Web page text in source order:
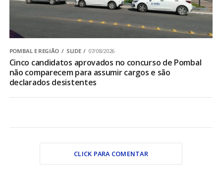
POMBAL E REGIÃO SLIDE 07/08/2026
Cinco candidatos aprovados no concurso de Pombal
não comparecem para assumir cargos e são
declarados desistentes
CLICK PARA COMENTAR